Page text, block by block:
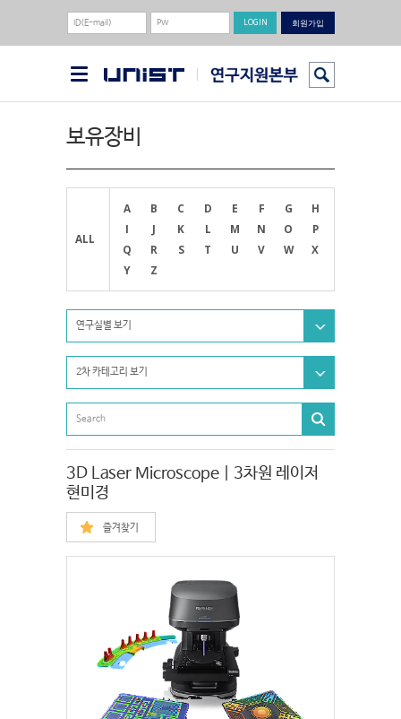
회원가입
보유장비
ALL
A B C D E F G
H
I
J K L M N O
P
Q
R S T U V W
X
Y
Z
연구실별 보기
2차 카테고리 보기
3D Laser Microscope | 3차원 레이저
현미경
즐겨찾기